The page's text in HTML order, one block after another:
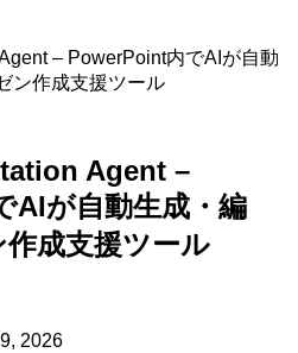
– PowerPoint内でAIが自動
ン作成支援ツール
Agent –
AIが自動生成・編
成支援ツール
2026